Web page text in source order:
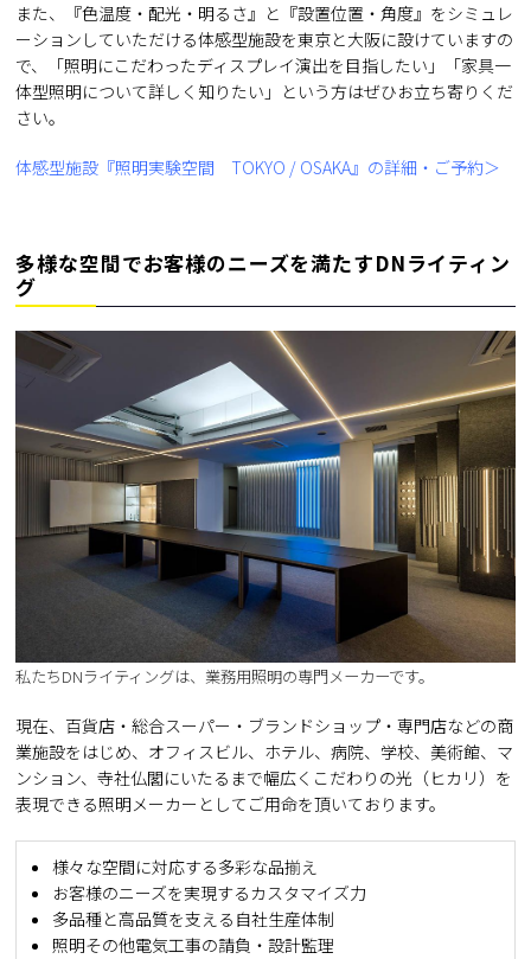
また、『色温度・配光・明るさ』と『設置位置・角度』をシミュレ
ーションしていただける体感型施設を東京と大阪に設けていますの
で、「照明にこだわったディスプレイ演出を目指したい」「家具一
体型照明について詳しく知りたい」という方はぜひお立ち寄りくだ
さい。
体感型施設『照明実験空間 TOKYO / OSAKA』の詳細・ご予約＞
多様な空間でお客様のニーズを満たすDNライティン
グ
私たちDNライティングは、業務用照明の専門メーカーです。
現在、百貨店・総合スーパー・ブランドショップ・専門店などの商
業施設をはじめ、オフィスビル、ホテル、病院、学校、美術館、マ
ンション、寺社仏閣にいたるまで幅広くこだわりの光（ヒカリ）を
表現できる照明メーカーとしてご用命を頂いております。
様々な空間に対応する多彩な品揃え
お客様のニーズを実現するカスタマイズ力
多品種と高品質を支える自社生産体制
照明その他電気工事の請負・設計監理